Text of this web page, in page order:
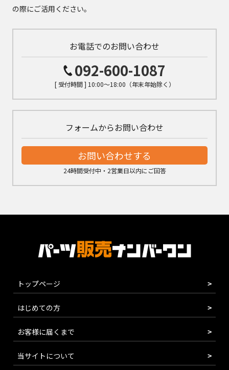
の際にご活用ください。
お電話でのお問い合わせ
092-600-1087
[ 受付時間 ] 10:00～18:00（年末年始除く）
フォームからお問い合わせ
お問い合わせする
24時間受付中・2営業日以内にご回答
トップページ
はじめての方
お客様に届くまで
当サイトについて